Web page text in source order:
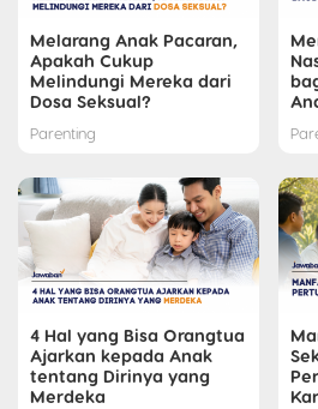
Melarang Anak Pacaran,
Apakah Cukup
Melindungi Mereka dari
Dosa Seksual?
Parenting
4 Hal yang Bisa Orangtua
Ajarkan kepada Anak
tentang Dirinya yang
Merdeka